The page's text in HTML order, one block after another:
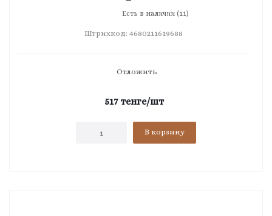
Есть в наличии (11)
Штрихкод: 4680211619688
Отложить
517тенге/шт
В корзину